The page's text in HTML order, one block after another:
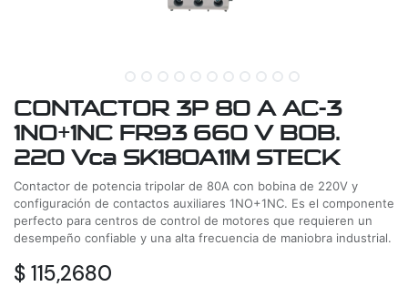
CONTACTOR 3P 80 A AC-3
1NO+1NC FR93 660 V BOB.
220 Vca SK180A11M STECK
Contactor de potencia tripolar de 80A con bobina de 220V y
configuración de contactos auxiliares 1NO+1NC. Es el componente
perfecto para centros de control de motores que requieren un
desempeño confiable y una alta frecuencia de maniobra industrial.
$ 115,2680